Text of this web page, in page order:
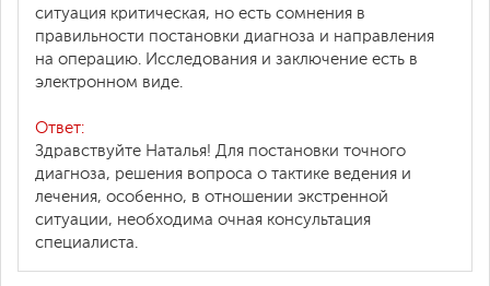
ситуация критическая, но есть сомнения в
правильности постановки диагноза и направления
на операцию. Исследования и заключение есть в
электронном виде.
Ответ:
Здравствуйте Наталья! Для постановки точного
диагноза, решения вопроса о тактике ведения и
лечения, особенно, в отношении экстренной
ситуации, необходима очная консультация
специалиста.